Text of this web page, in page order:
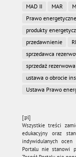
MAD II
MAR
Prawo energetyczne
produkty
przedawnienie
sprzedawca
sprzedaż
ustawa o obrocie
Ustawa Prawo
[:pl]
Wszystkie treści
edukacyjny oraz
indywidulanych
Portalu nie stanowi